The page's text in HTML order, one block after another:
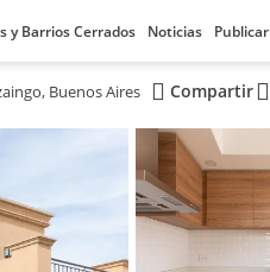
y Barrios Cerrados Noticias Publicar
Buenos Aires Compartir